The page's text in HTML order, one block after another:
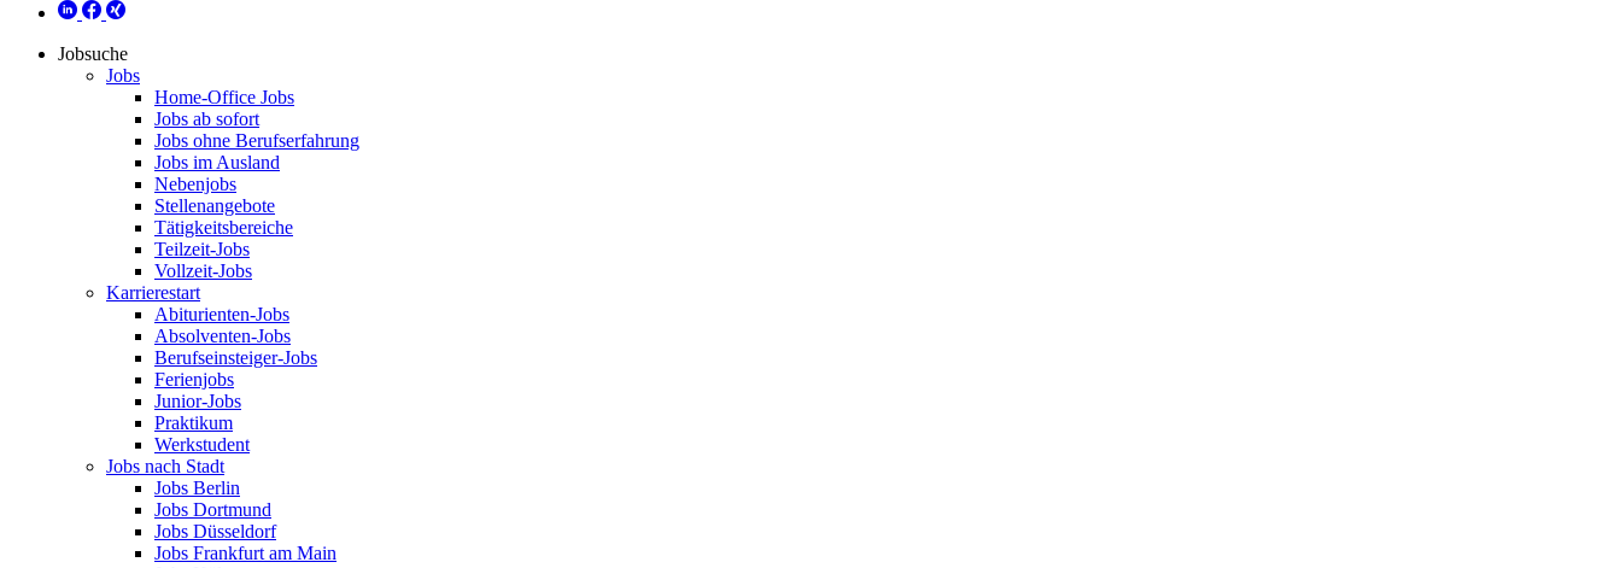
Jobsuche
Jobs
Home-Office Jobs
Jobs ab sofort
Jobs ohne Berufserfahrung
Jobs im Ausland
Nebenjobs
Stellenangebote
Tätigkeitsbereiche
Teilzeit-Jobs
Vollzeit-Jobs
Karrierestart
Abiturienten-Jobs
Absolventen-Jobs
Berufseinsteiger-Jobs
Ferienjobs
Junior-Jobs
Praktikum
Werkstudent
Jobs nach Stadt
Jobs Berlin
Jobs Dortmund
Jobs Düsseldorf
Jobs Frankfurt am Main